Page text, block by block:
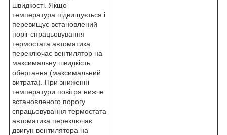
швидкості. Якщо
температура підвищується і
перевищує встановлений
поріг спрацьовування
термостата автоматика
переключає вентилятор на
максимальну швидкість
обертання (максимальний
витрата). При зниженні
температури повітря нижче
встановленого порогу
спрацьовування термостата
автоматика переключає
двигун вентилятора на